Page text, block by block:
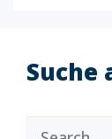
Suche
Search